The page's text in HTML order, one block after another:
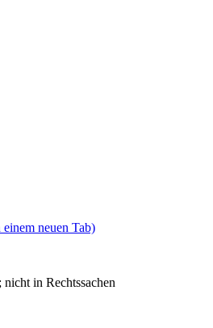
neuen Tab)
in Rechtssachen